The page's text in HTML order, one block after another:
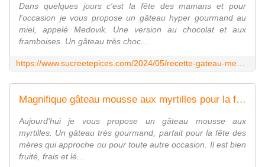
Dans quelques jours c'est la fête des mamans et pour
l'occasion je vous propose un gâteau hyper gourmand au
miel, appelé Medovik. Une version au chocolat et aux
framboises. Un gâteau très choc...
Magnifique gâteau mousse aux myrtilles pour la fête des mamans - Recette en vidéo - www.sucreetepices.com
Aujourd'hui je vous propose un gâteau mousse aux
myrtilles. Un gâteau très gourmand, parfait pour la fête des
mères qui approche ou pour toute autre occasion. Il est bien
fruité, frais et lé...